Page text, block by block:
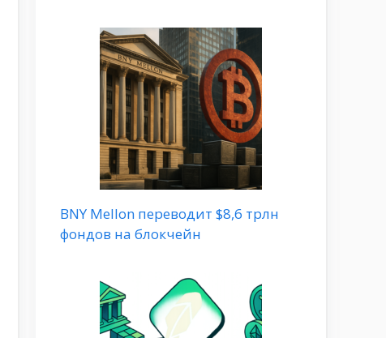
BNY Mellon переводит $8,6 трлн
фондов на блокчейн